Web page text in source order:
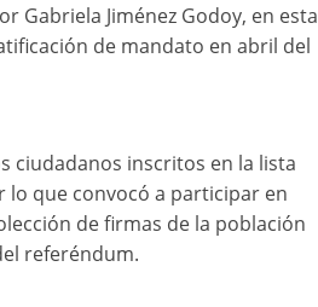
Gabriela Jiménez Godoy, en esta
de mandato en abril del
ciudadanos inscritos en la lista
lo que convocó a participar en
de firmas de la población
referéndum.